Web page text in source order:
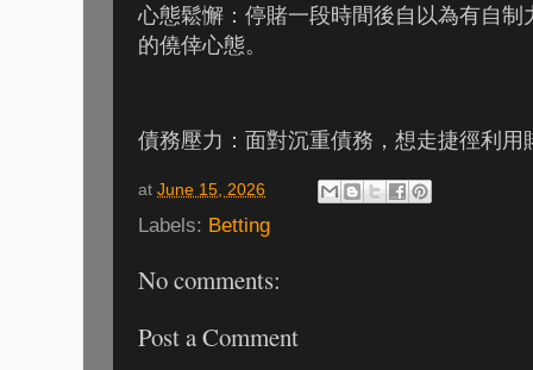
心態鬆懈：停賭一段時間後自以為有自
的僥倖心態。
債務壓力：面對沉重債務，想走捷徑利
at June 15, 2026
Labels: Betting
No comments:
Post a Comment